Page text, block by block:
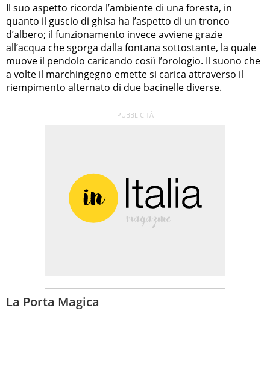
Il suo aspetto ricorda l’ambiente di una foresta, in
quanto il guscio di ghisa ha l’aspetto di un tronco
d’albero; il funzionamento invece avviene grazie
all’acqua che sgorga dalla fontana sottostante, la quale
muove il pendolo caricando cosiì l’orologio. Il suono che
a volte il marchingegno emette si carica attraverso il
riempimento alternato di due bacinelle diverse.
La Porta Magica